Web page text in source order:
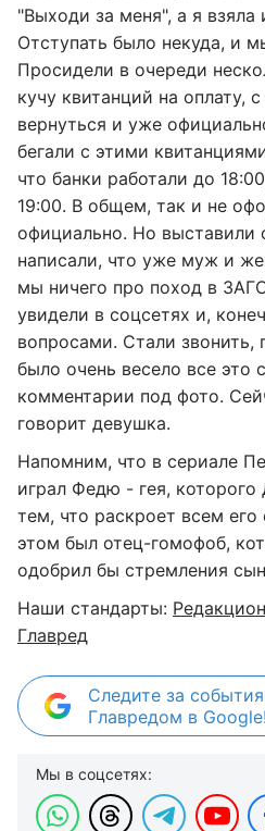
"Выходи за меня", а я взяла
Отступать было некуда, и
Просидели в очереди
кучу квитанций на оплату,
вернуться и уже
бегали с этими
что банки работали до
19:00. В общем, так и не
официально. Но выставили
написали, что уже муж и
мы ничего про поход в
увидели в соцсетях и,
вопросами. Стали
было очень весело все это
комментарии под фото.
говорит девушка.
Напомним, что в сериале
играл Федю - гея,
тем, что раскроет всем
этом был отец-гомофоб,
одобрил бы стремления
Наши стандарты:
Главред
Следите за
Главредом в Google!
Мы в соцсетях: